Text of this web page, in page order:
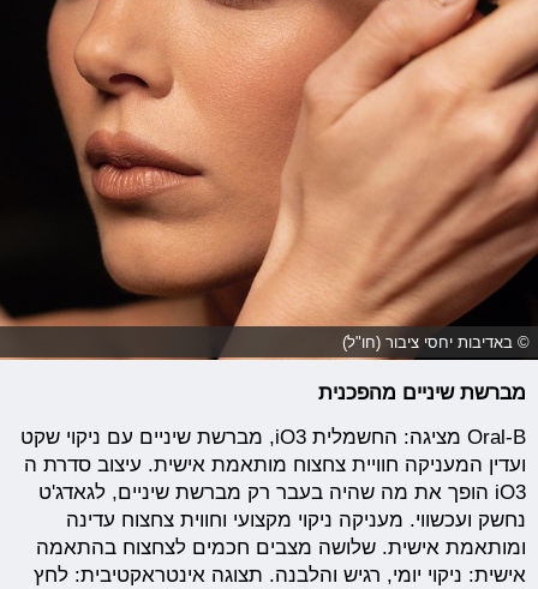
© באדיבות יחסי ציבור (חו"ל)
מברשת שיניים מהפכנית
Oral-B מציגה: החשמלית iO3, מברשת שיניים עם ניקוי שקט
ועדין המעניקה חוויית צחצוח מותאמת אישית. עיצוב סדרת ה
iO3 הופך את מה שהיה בעבר רק מברשת שיניים, לגאדג'ט
נחשק ועכשווי. מעניקה ניקוי מקצועי וחווית צחצוח עדינה
ומותאמת אישית. שלושה מצבים חכמים לצחצוח בהתאמה
אישית: ניקוי יומי, רגיש והלבנה. תצוגה אינטראקטיבית: לחץ